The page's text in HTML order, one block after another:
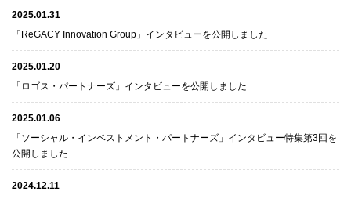
2025.01.31
「ReGACY Innovation Group」インタビューを公開しました
2025.01.20
「ロゴス・パートナーズ」インタビューを公開しました
2025.01.06
「ソーシャル・インベストメント・パートナーズ」インタビュー特集第3回を
公開しました
2024.12.11